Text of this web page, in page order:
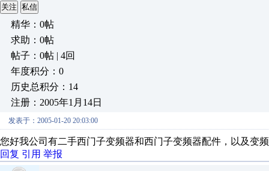
关注 私信
精华：0帖
求助：0帖
帖子：0帖 | 4回
年度积分：0
历史总积分：14
注册：2005年1月14日
发表于：2005-01-20 20:03:00
您好我公司有二手西门子变频器和西门子变频器配件，以及变
回复 引用 举报